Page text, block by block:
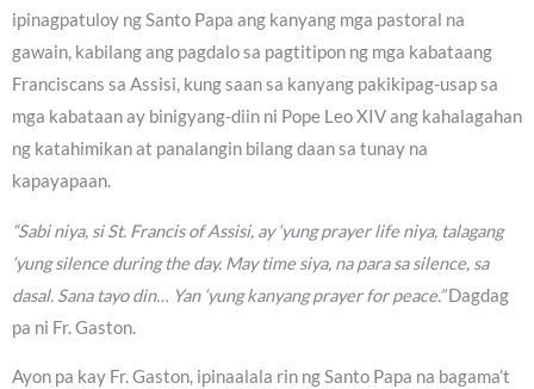
ipinagpatuloy ng Santo Papa ang kanyang mga pastoral na
gawain, kabilang ang pagdalo sa pagtitipon ng mga kabataang
Franciscans sa Assisi, kung saan sa kanyang pakikipag-usap sa
mga kabataan ay binigyang-diin ni Pope Leo XIV ang kahalagahan
ng katahimikan at panalangin bilang daan sa tunay na
kapayapaan.
“Sabi niya, si St. Francis of Assisi, ay ‘yung prayer life niya, talagang
‘yung silence during the day. May time siya, na para sa silence, sa
dasal. Sana tayo din… Yan ‘yung kanyang prayer for peace.”Dagdag
pa ni Fr. Gaston.
Ayon pa kay Fr. Gaston, ipinaalala rin ng Santo Papa na bagama’t